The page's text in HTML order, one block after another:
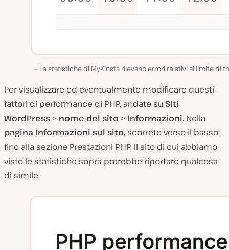
Le statistiche di MyKinsta rilevano errori relativi al limite di
Per visualizzare ed eventualmente modificare questi
fattori di performance di PHP, andate su Siti
WordPress > nome del sito > Informazioni. Nella
pagina Informazioni sul sito, scorrete verso il basso
fino alla sezione Prestazioni PHP. Il sito di cui abbiamo
visto le statistiche sopra potrebbe riportare qualcosa
di simile: